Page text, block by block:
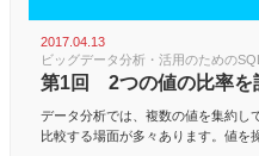
2017.04.13
ビッグデータ分析・活用のための
第1回 2つの値の比率を
データ分析では、複数の値を集約し
比較する場面が多々あります。値を